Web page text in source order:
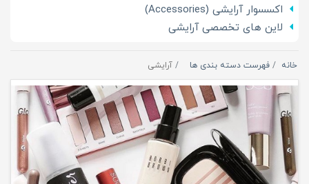
اکسسوار آرایشی (Accessories)
لاین های تخصصی آرایشی
خانه فهرست دسته بندی ها آرایشی